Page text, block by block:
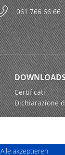
061 766 66 66
Certificati
Dichiarazione
Alle akzeptieren